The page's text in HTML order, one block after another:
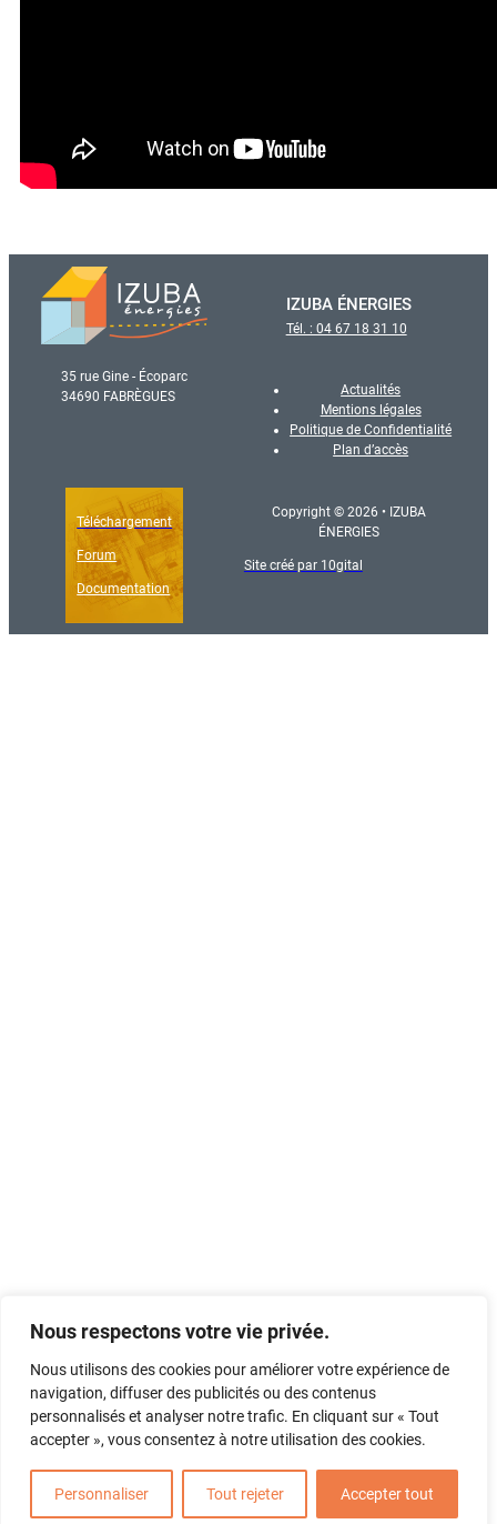
Nous respectons votre vie privée.
Nous utilisons des cookies pour améliorer votre expérience de
navigation, diffuser des publicités ou des contenus
personnalisés et analyser notre trafic. En cliquant sur « Tout
accepter », vous consentez à notre utilisation des cookies.
Personnaliser Tout rejeter Accepter tout
IZUBA ÉNERGIES
Tél. : 04 67 18 31 10
35 rue Gine - Écoparc
34690 FABRÈGUES
Actualités
Mentions légales
Politique de Confidentialité
Plan d’accès
Téléchargement
Forum
Documentation
Copyright © 2026 • IZUBA
ÉNERGIES
Site créé par 10gital